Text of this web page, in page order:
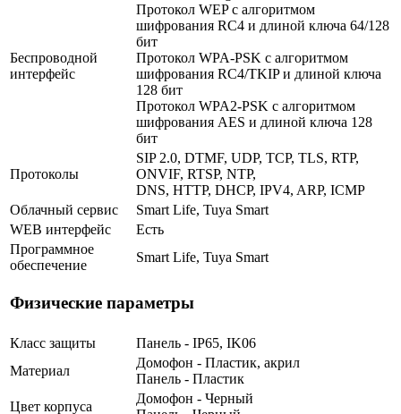
Беспроводной
интерфейс
Протокол WEP c алгоритмом
шифрования RC4 и длиной ключа 64/128
бит
Протокол WPA-PSK c алгоритмом
шифрования RC4/TKIP и длиной ключа
128 бит
Протокол WPA2-PSK с алгоритмом
шифрования AES и длиной ключа 128
бит
Протоколы
SIP 2.0, DTMF, UDP, TCP, TLS, RTP,
ONVIF, RTSP, NTP,
DNS, HTTP, DHCP, IPV4, ARP, ICMP
Облачный сервис
Smart Life, Tuya Smart
WEB интерфейс
Есть
Программное
обеспечение
Smart Life, Tuya Smart
Физические параметры
Класс защиты
Панель - IP65, IK06
Материал
Домофон - Пластик, акрил
Панель - Пластик
Цвет корпуса
Домофон - Черный